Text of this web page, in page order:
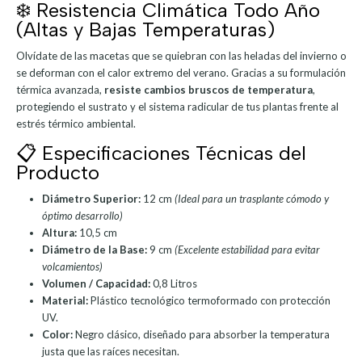
❄️ Resistencia Climática Todo Año
(Altas y Bajas Temperaturas)
Olvídate de las macetas que se quiebran con las heladas del invierno o
se deforman con el calor extremo del verano. Gracias a su formulación
térmica avanzada, resiste cambios bruscos de temperatura,
protegiendo el sustrato y el sistema radicular de tus plantas frente al
estrés térmico ambiental.
📋 Especificaciones Técnicas del
Producto
Diámetro Superior:12 cm (Ideal para un trasplante cómodo y
óptimo desarrollo)
Altura:10,5 cm
Diámetro de la Base:9 cm (Excelente estabilidad para evitar
volcamientos)
Volumen / Capacidad:0,8 Litros
Material:Plástico tecnológico termoformado con protección
UV.
Color:Negro clásico, diseñado para absorber la temperatura
justa que las raíces necesitan.